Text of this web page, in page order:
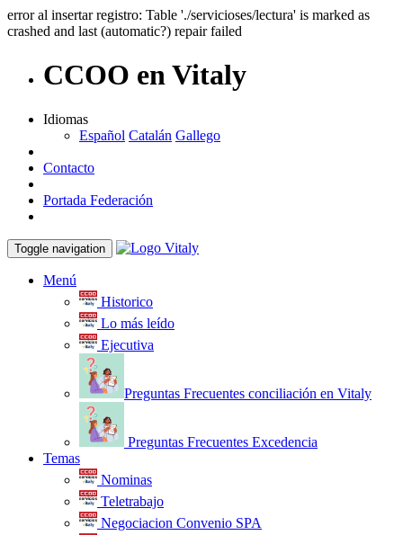
error al insertar registro: Table './servicioses/lectura' is marked as
crashed and last (automatic?) repair failed
CCOO en Vitaly
Idiomas
Español Catalán Gallego
Contacto
Portada Federación
Toggle navigation
Menú
Historico
Lo más leído
Ejecutiva
Preguntas Frecuentes conciliación en Vitaly
Preguntas Frecuentes Excedencia
Temas
Nominas
Teletrabajo
Negociacion Convenio SPA